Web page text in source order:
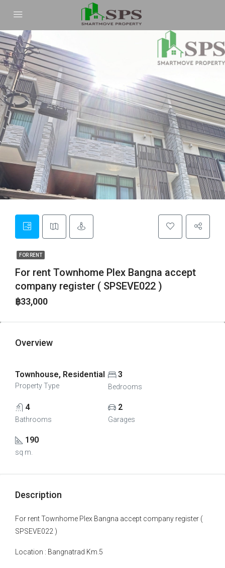
FOR RENT
For rent Townhome Plex Bangna accept
company register ( SPSEVE022 )
฿33,000
Overview
Townhouse, Residential
Property Type
3
Bedrooms
4
Bathrooms
2
Garages
190
sq m.
Description
For rent Townhome Plex Bangna accept company register (
SPSEVE022 )
Location : Bangnatrad Km.5